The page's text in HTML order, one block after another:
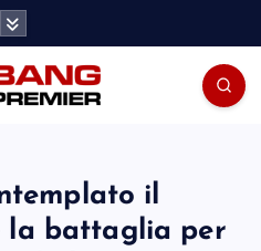
il
la battaglia per